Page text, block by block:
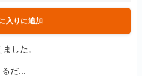
入りに追加
した。
だ...